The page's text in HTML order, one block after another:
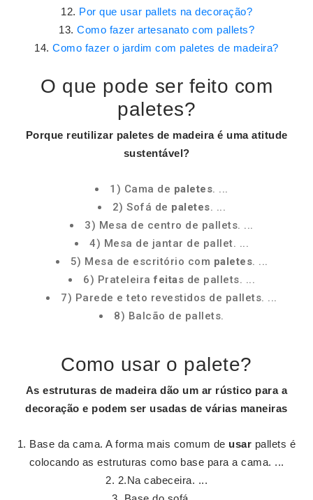
Por que usar pallets na decoração?
Como fazer artesanato com pallets?
Como fazer o jardim com paletes de madeira?
O que pode ser feito com
paletes?
Porque reutilizar paletes de madeira é uma atitude
sustentável?
1) Cama de paletes. ...
2) Sofá de paletes. ...
3) Mesa de centro de pallets. ...
4) Mesa de jantar de pallet. ...
5) Mesa de escritório com paletes. ...
6) Prateleirafeitas de pallets. ...
7) Parede e teto revestidos de pallets. ...
8) Balcão de pallets.
Como usar o palete?
As estruturas de madeira dão um ar rústico para a
decoração e podem ser usadas de várias maneiras
Base da cama. A forma mais comum de usar pallets é
colocando as estruturas como base para a cama. ...
2.Na cabeceira. ...